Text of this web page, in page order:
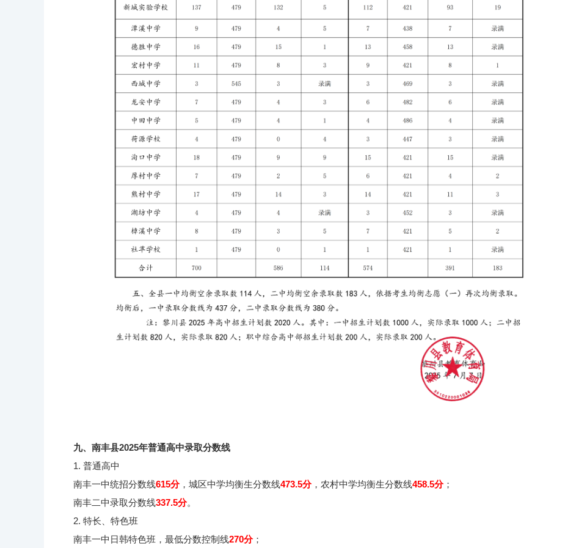
九、南丰县2025年普通高中录取分数线
1. 普通高中
南丰一中统招分数线615分，城区中学均衡生分数线473.5分，农村中学均衡生分数线458.5分；
南丰二中录取分数线337.5分。
2. 特长、特色班
南丰一中日韩特色班，最低分数控制线270分；